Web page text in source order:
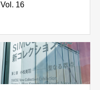
Vol. 16